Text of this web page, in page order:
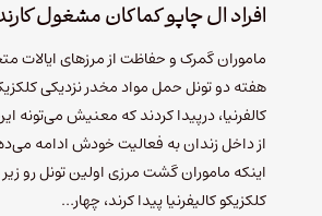
افراد ال چاپو کماکان مشغول
ماموران گمرک و حفاظت از مرزهای ایالات
هفته دو تونل حمل مواد مخدر نزدیکی
کالفرنیا، درپیدا کردند که معنیش می‌تونه
اینکه ماموران گشت مرزی اولین تونل رو
کلکزیکو کالیفرنیا پیدا کرند، چهار…